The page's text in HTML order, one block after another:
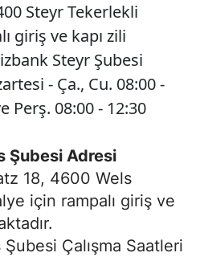
Steyr Tekerlekli
giriş ve kapı zili
Steyr Şubesi
- Ça., Cu. 08:00 -
Perş. 08:00 - 12:30
Şubesi Adresi
18, 4600 Wels
için rampalı giriş ve
Çalışma Saatleri